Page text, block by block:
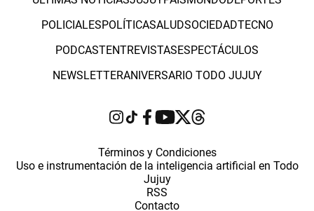
POLICIALESPOLÍTICASALUDSOCIEDADTECNO
PODCASTENTREVISTASESPECTÁCULOS
NEWSLETTERANIVERSARIO TODO JUJUY
Términos y Condiciones
Uso e instrumentación de la inteligencia artificial en Todo
Jujuy
RSS
Contacto